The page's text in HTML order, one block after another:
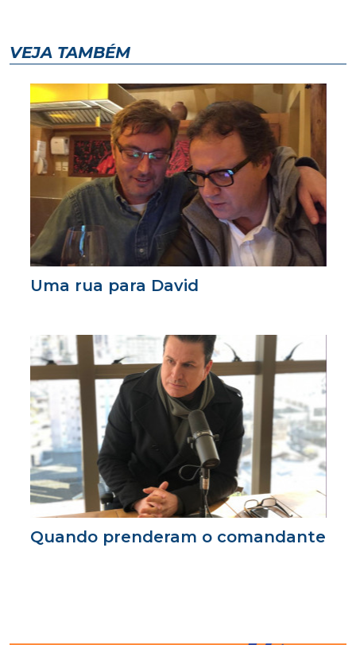
VEJA TAMBÉM
Uma rua para David
Quando prenderam o comandante